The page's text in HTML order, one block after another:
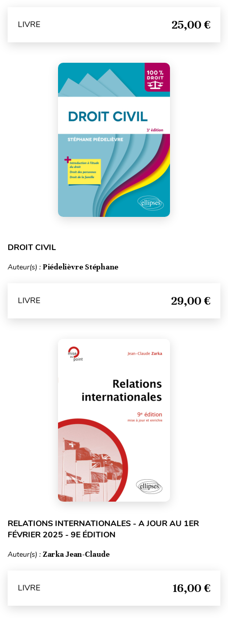
LIVRE 25,00 €
DROIT CIVIL
Auteur(s) : Piédelièvre Stéphane
LIVRE 29,00 €
RELATIONS INTERNATIONALES - A JOUR AU 1ER
FÉVRIER 2025 - 9E ÉDITION
Auteur(s) : Zarka Jean-Claude
LIVRE 16,00 €